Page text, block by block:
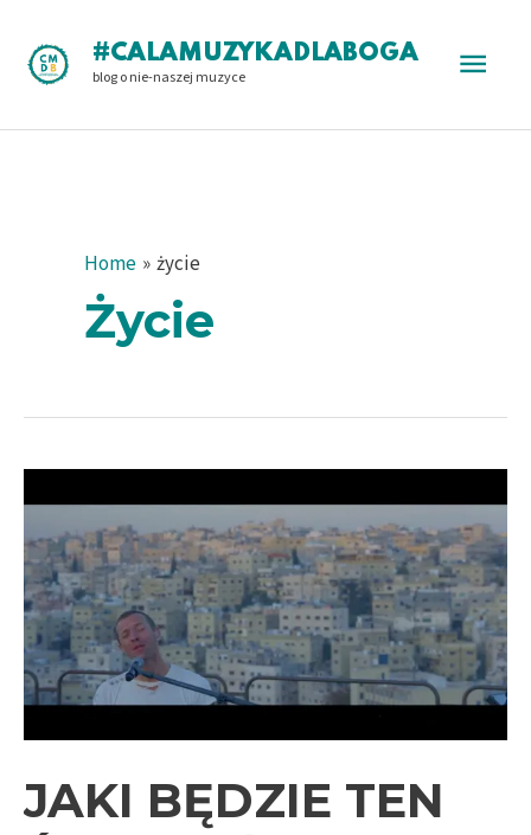
content
#CALAMUZYKADLABOGA
blog o nie-naszej muzyce
Main
Home życie
Życie
JAKI BĘDZIE TEN